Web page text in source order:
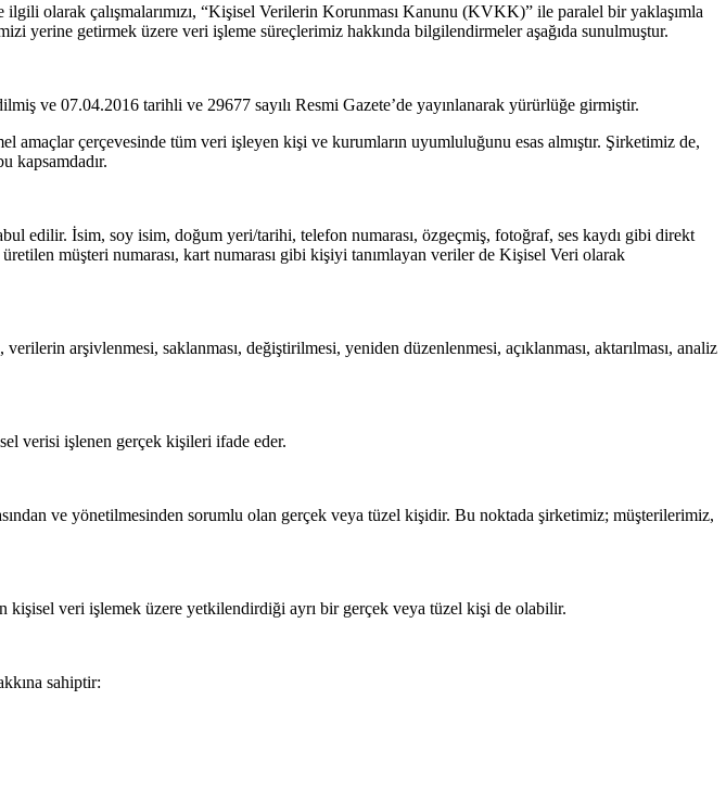
olarak çalışmalarımızı, “Kişisel Verilerin Korunması Kanunu (KVKK)” ile paralel bir yaklaşımla
yerine getirmek üzere veri işleme süreçlerimiz hakkında bilgilendirmeler aşağıda sunulmuştur.
ve 07.04.2016 tarihli ve 29677 sayılı Resmi Gazete’de yayınlanarak yürürlüğe girmiştir.
çerçevesinde tüm veri işleyen kişi ve kurumların uyumluluğunu esas almıştır. Şirketimiz de,
kapsamdadır.
edilir. İsim, soy isim, doğum yeri/tarihi, telefon numarası, özgeçmiş, fotoğraf, ses kaydı gibi direkt
müşteri numarası, kart numarası gibi kişiyi tanımlayan veriler de Kişisel Veri olarak
arşivlenmesi, saklanması, değiştirilmesi, yeniden düzenlenmesi, açıklanması, aktarılması, analiz
verisi işlenen gerçek kişileri ifade eder.
ve yönetilmesinden sorumlu olan gerçek veya tüzel kişidir. Bu noktada şirketimiz; müşterilerimiz,
veri işlemek üzere yetkilendirdiği ayrı bir gerçek veya tüzel kişi de olabilir.
sahiptir: